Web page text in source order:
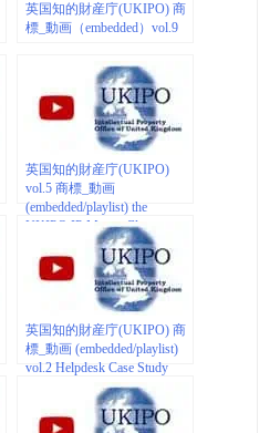
英国知的財産庁(UKIPO) 商
標_動画（embedded）vol.9
英国知的財産庁(UKIPO)
vol.5 商標_動画
(embedded/playlist) the
UKIPO IP Master Class
英国知的財産庁(UKIPO) 商
標_動画 (embedded/playlist)
vol.2 Helpdesk Case Study